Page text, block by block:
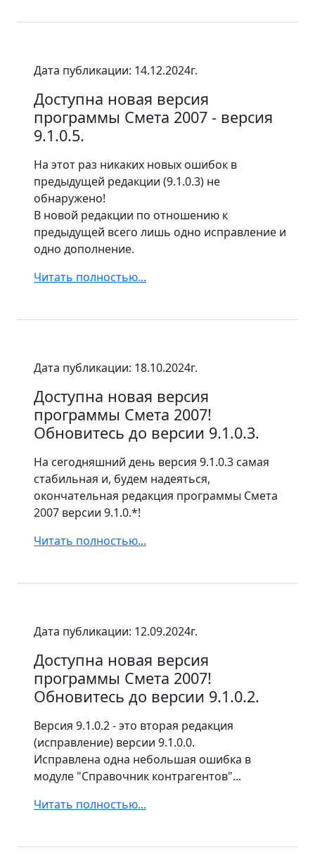
Дата публикации: 14.12.2024г.
Доступна новая версия
программы Смета 2007 - версия
9.1.0.5.
На этот раз никаких новых ошибок в
предыдущей редакции (9.1.0.3) не
обнаружено!
В новой редакции по отношению к
предыдущей всего лишь одно исправление и
одно дополнение.
Читать полностью...
Дата публикации: 18.10.2024г.
Доступна новая версия
программы Смета 2007!
Обновитесь до версии 9.1.0.3.
На сегодняшний день версия 9.1.0.3 самая
стабильная и, будем надеяться,
окончательная редакция программы Смета
2007 версии 9.1.0.*!
Читать полностью...
Дата публикации: 12.09.2024г.
Доступна новая версия
программы Смета 2007!
Обновитесь до версии 9.1.0.2.
Версия 9.1.0.2 - это вторая редакция
(исправление) версии 9.1.0.0.
Исправлена одна небольшая ошибка в
модуле "Справочник контрагентов"...
Читать полностью...